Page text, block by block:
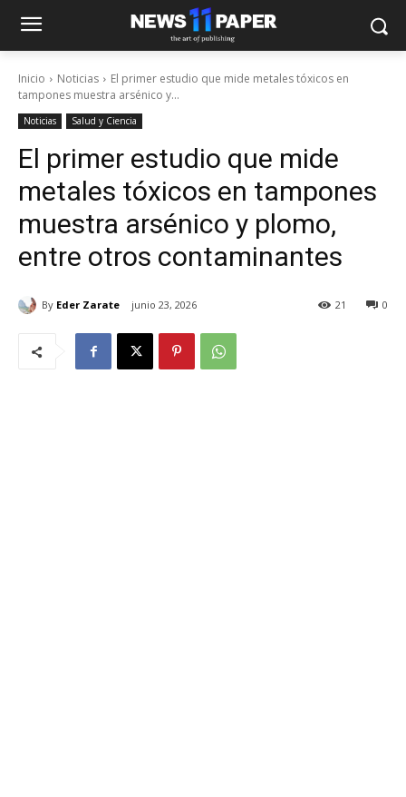
Inicio Noticias
El primer estudio que mide metales tóxicos en
tampones muestra arsénico y...
Noticias Salud y Ciencia
El primer estudio que mide
metales tóxicos en tampones
muestra arsénico y plomo,
entre otros contaminantes
By Eder Zarate junio 23, 2026 0
21